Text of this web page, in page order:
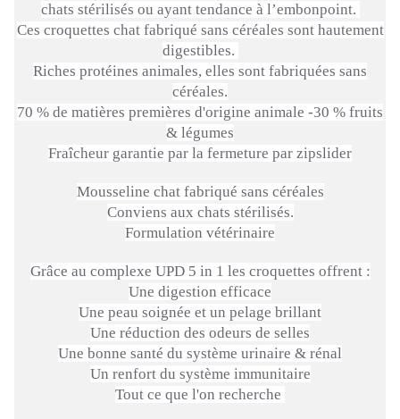
chats stérilisés ou ayant tendance à l’embonpoint.
Ces croquettes chat fabriqué sans céréales sont hautement
digestibles.
Riches protéines animales, elles sont fabriquées sans
céréales.
70 % de matières premières d'origine animale -30 % fruits
& légumes
Fraîcheur garantie par la fermeture par zipslider
Mousseline chat fabriqué sans céréales
Conviens aux chats stérilisés.
Formulation vétérinaire
Grâce au complexe UPD 5 in 1 les croquettes offrent :
Une digestion efficace
Une peau soignée et un pelage brillant
Une réduction des odeurs de selles
Une bonne santé du système urinaire & rénal
Un renfort du système immunitaire
Tout ce que l'on recherche